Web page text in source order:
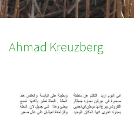
Ahmad Kreuzberg